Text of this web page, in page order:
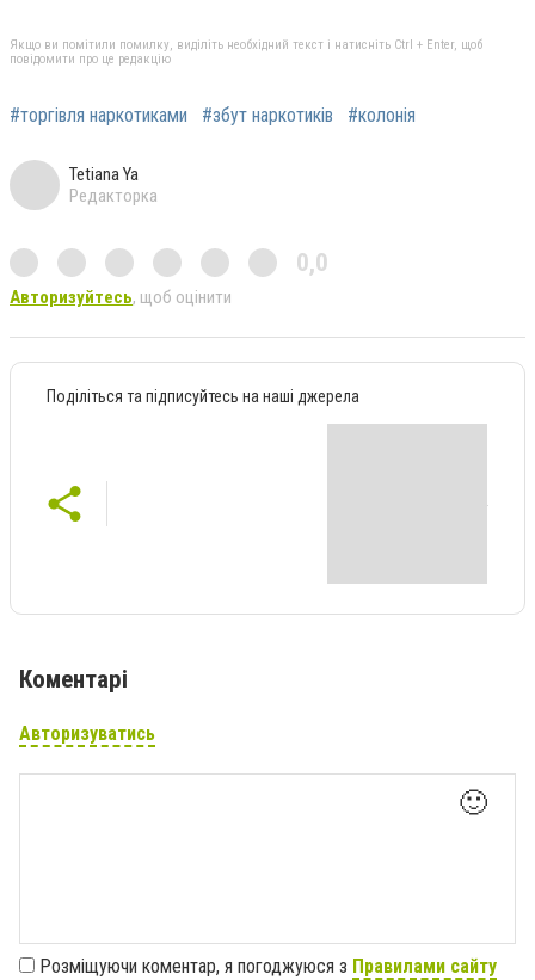
Якщо ви помітили помилку, виділіть необхідний текст і натисніть Ctrl + Enter, щоб
повідомити про це редакцію
#торгівля наркотиками #збут наркотиків #колонія
Tetiana Ya
Редакторка
0,0
Авторизуйтесь, щоб оцінити
Поділіться та підписуйтесь на наші джерела
Коментарі
Авторизуватись
🙂
Розміщуючи коментар, я погоджуюся з Правилами сайту